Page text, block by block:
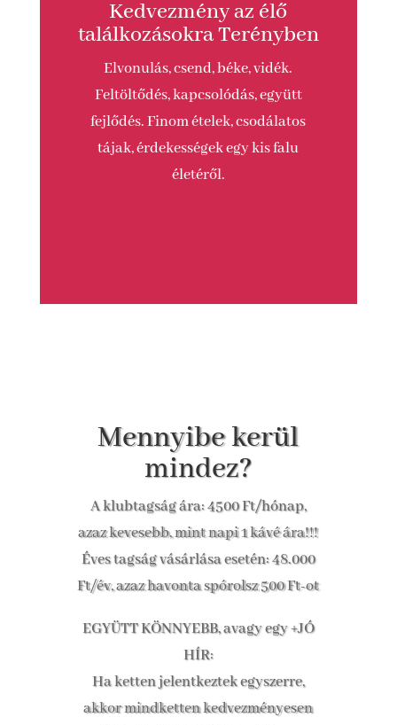
Kedvezmény az élő
találkozásokra Terényben
Elvonulás, csend, béke, vidék.
Feltöltődés, kapcsolódás, együtt
fejlődés. Finom ételek, csodálatos
tájak, érdekességek egy kis falu
életéről.
Mennyibe kerül
mindez?
A klubtagság ára: 4500 Ft/hónap,
azaz kevesebb, mint napi 1 kávé ára!!!
Éves tagság vásárlása esetén: 48.000
Ft/év, azaz havonta spórolsz 500 Ft-ot
EGYÜTT KÖNNYEBB, avagy egy +JÓ
HÍR:
Ha ketten jelentkeztek egyszerre,
akkor mindketten kedvezményesen